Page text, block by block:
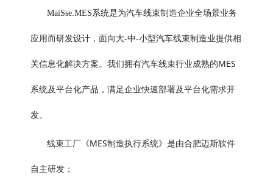
MaiSse.MES系统是为汽车线束制造企业全场景业务
应用而研发设计，面向大-中-小型汽车线束制造业提供相
关信息化解决方案。我们拥有汽车线束行业成熟的MES
系统及平台化产品，满足企业快速部署及平台化需求开
发。
线束工厂《MES制造执行系统》是由合肥迈斯软件
自主研发；